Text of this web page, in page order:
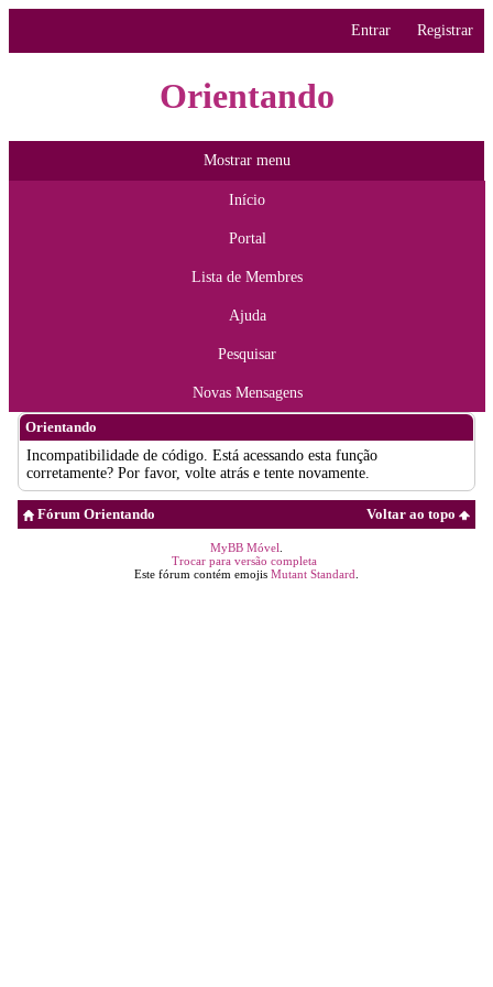
Entrar Registrar
Orientando
Mostrar menu
Início
Portal
Lista de Membres
Ajuda
Pesquisar
Novas Mensagens
Orientando
Incompatibilidade de código. Está acessando esta função
corretamente? Por favor, volte atrás e tente novamente.
Voltar ao topo
Fórum Orientando
MyBB Móvel
Trocar para versão completa
Este fórum contém emojis Mutant Standard